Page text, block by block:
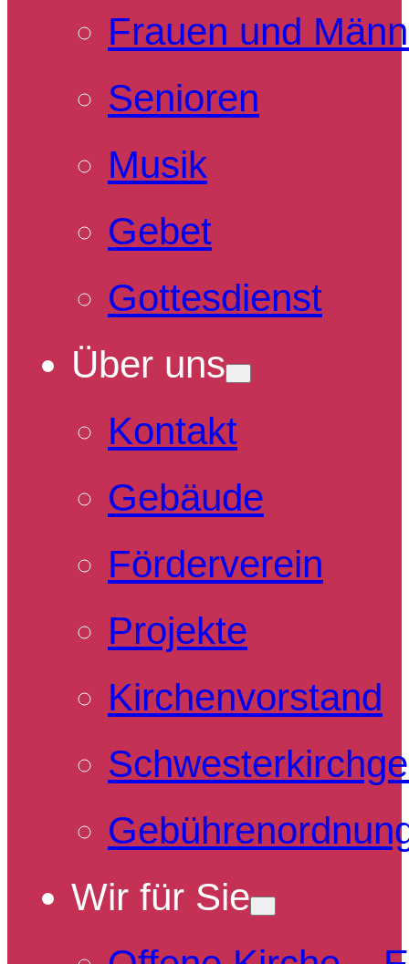
Frauen und
Senioren
Musik
Gebet
Gottesdienst
Über uns
Kontakt
Gebäude
Förderverein
Projekte
Kirchenvorstand
Wir für Sie